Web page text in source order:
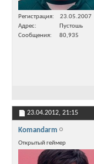
Регистрация
23.05.2007
Адрес
Пустошь
Сообщения
80,935
23.04.2012, 21:15
Komandarm
Открытый геймер